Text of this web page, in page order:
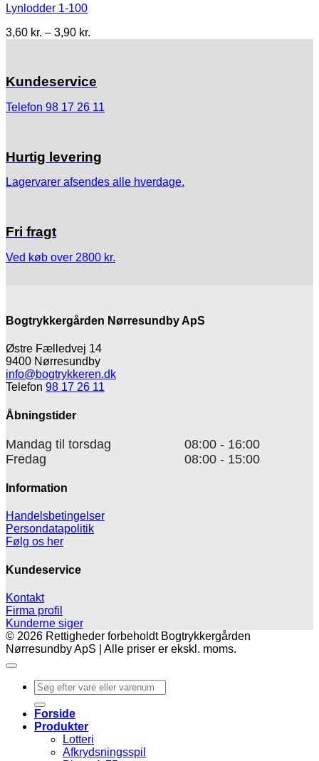
Lynlodder 1-100
3,60 kr. – 3,90 kr.
Kundeservice
Telefon 98 17 26 11
Hurtig levering
Lagervarer afsendes alle hverdage.
Fri fragt
Ved køb over 2800 kr.
Bogtrykkergården Nørresundby ApS
Østre Fælledvej 14
9400 Nørresundby
info@bogtrykkeren.dk
Telefon 98 17 26 11
Åbningstider
Mandag til torsdag
08:00 - 16:00
Fredag
08:00 - 15:00
Information
Handelsbetingelser
Persondatapolitik
Følg os her
Kundeservice
Kontakt
Firma profil
Kunderne siger
© 2026 Rettigheder forbeholdt Bogtrykkergården
Nørresundby ApS | Alle priser er ekskl. moms.
Søg
efter:
Forside
Produkter
Lotteri
Afkrydsningsspil